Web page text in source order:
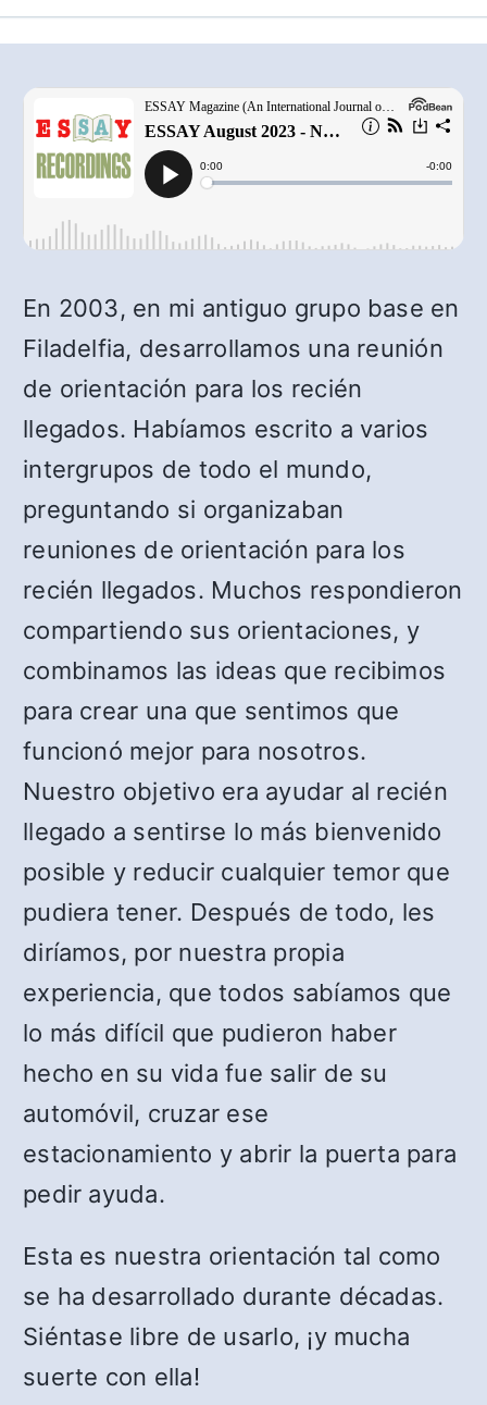
En 2003, en mi antiguo grupo base en
Filadelfia, desarrollamos una reunión
de orientación para los recién
llegados. Habíamos escrito a varios
intergrupos de todo el mundo,
preguntando si organizaban
reuniones de orientación para los
recién llegados. Muchos respondieron
compartiendo sus orientaciones, y
combinamos las ideas que recibimos
para crear una que sentimos que
funcionó mejor para nosotros.
Nuestro objetivo era ayudar al recién
llegado a sentirse lo más bienvenido
posible y reducir cualquier temor que
pudiera tener. Después de todo, les
diríamos, por nuestra propia
experiencia, que todos sabíamos que
lo más difícil que pudieron haber
hecho en su vida fue salir de su
automóvil, cruzar ese
estacionamiento y abrir la puerta para
pedir ayuda.
Esta es nuestra orientación tal como
se ha desarrollado durante décadas.
Siéntase libre de usarlo, ¡y mucha
suerte con ella!